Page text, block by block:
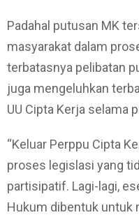
Padahal putusan MK
masyarakat dalam
terbatasnya pelibatan
juga mengeluhkan
UU Cipta Kerja selama
“Keluar Perppu Cipta
proses legislasi yang
partisipatif. Lagi-lagi,
Hukum dibentuk untuk